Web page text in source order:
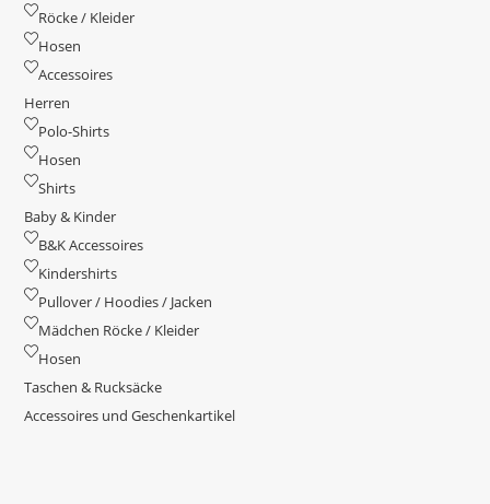
Röcke / Kleider
Hosen
Accessoires
Herren
Polo-Shirts
Hosen
Shirts
Baby & Kinder
B&K Accessoires
Kindershirts
Pullover / Hoodies / Jacken
Mädchen Röcke / Kleider
Hosen
Taschen & Rucksäcke
Accessoires und Geschenkartikel